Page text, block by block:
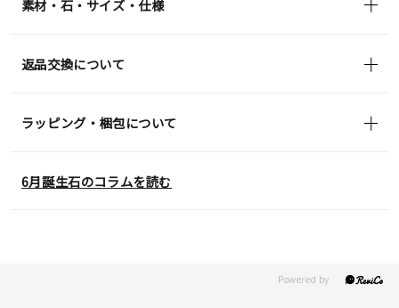
素材・石・サイズ・仕様
返品交換について
ラッピング・梱包について
6月誕生石のコラムを読む